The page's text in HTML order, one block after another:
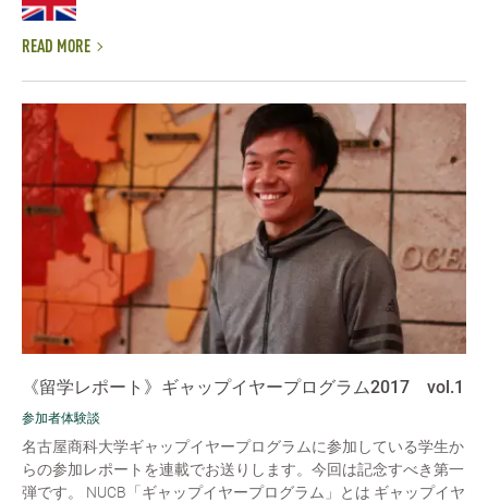
READ MORE
《留学レポート》ギャップイヤープログラム2017 vol.1
参加者体験談
名古屋商科大学ギャップイヤープログラムに参加している学生か
らの参加レポートを連載でお送りします。今回は記念すべき第一
弾です。 NUCB「ギャップイヤープログラム」とは ギャップイヤ